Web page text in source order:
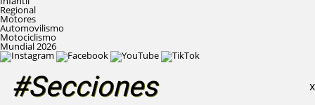
Regional
Motores
Automovilismo
Motociclismo
Mundial 2026
#Secciones X